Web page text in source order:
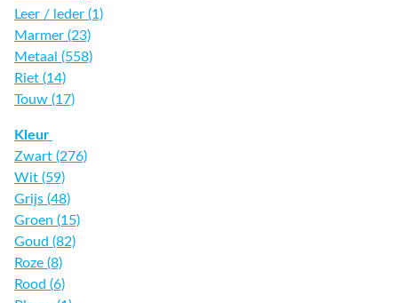
Leer / leder (1)
Marmer (23)
Metaal (558)
Riet (14)
Touw (17)
Kleur
Zwart (276)
Wit (59)
Grijs (48)
Groen (15)
Goud (82)
Roze (8)
Rood (6)